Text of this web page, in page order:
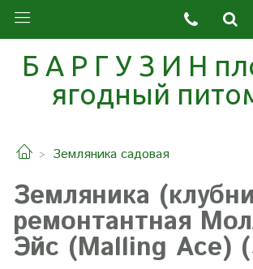
Б А Р Г У З И Н
ягодный
Земляника садовая
Земляника
ремонтантная
Эйс (Malling Ace)